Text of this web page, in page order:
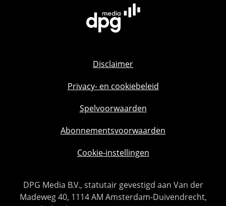
Disclaimer
Privacy- en cookiebeleid
Spelvoorwaarden
Abonnementsvoorwaarden
Cookie-instellingen
DPG Media B.V., statutair gevestigd aan Van der
Madeweg 40, 1114 AM Amsterdam-Duivendrecht,